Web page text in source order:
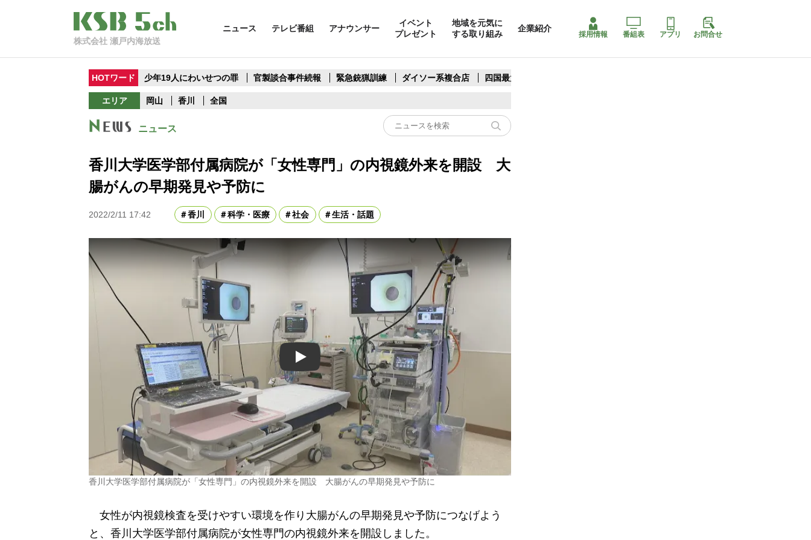
株式会社 瀬戸内海放送
ニュース テレビ番組 アナウンサー
イベント
プレゼント
地域を元気に
する取り組み
企業紹介
採用情報 番組表 アプリ お問合せ
HOTワード 少年19人にわいせつの罪 官製談合事件続報 緊急銃猟訓練 ダイソー系複合店 四国最大スリコ
エリア 岡山 香川 全国
ニュース
香川大学医学部付属病院が「女性専門」の内視鏡外来を開設 大
腸がんの早期発見や予防に
2022/2/11 17:42 香川 科学・医療 社会 生活・話題
Play
香川大学医学部付属病院が「女性専門」の内視鏡外来を開設 大腸がんの早期発見や予防に
女性が内視鏡検査を受けやすい環境を作り大腸がんの早期発見や予防につなげよう
と、香川大学医学部付属病院が女性専門の内視鏡外来を開設しました。